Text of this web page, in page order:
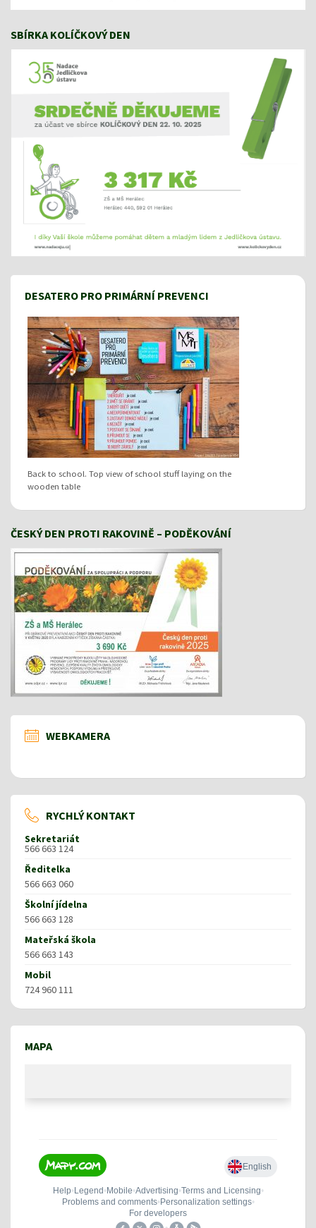
SBÍRKA KOLÍČKOVÝ DEN
DESATERO PRO PRIMÁRNÍ PREVENCI
Back to school. Top view of school stuff laying on the
wooden table
ČESKÝ DEN PROTI RAKOVINĚ – PODĚKOVÁNÍ
WEBKAMERA
RYCHLÝ KONTAKT
Sekretariát
566 663 124
Ředitelka
566 663 060
Školní jídelna
566 663 128
Mateřská škola
566 663 143
Mobil
724 960 111
MAPA